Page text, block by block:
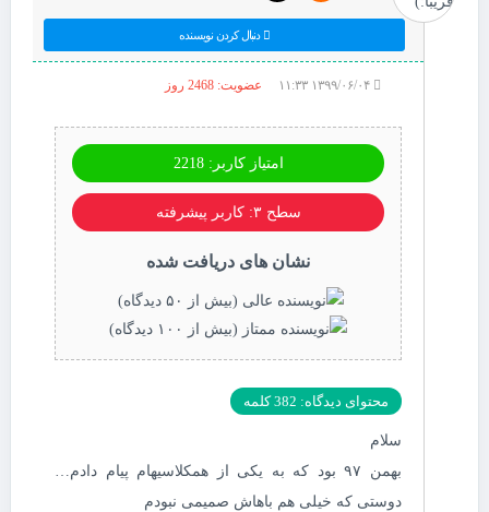
دنبال کردن نویسنده
عضویت: 2468 روز
امتیاز کاربر: 2218
سطح ۳: کاربر پیشرفته
نشان های دریافت شده
محتوای دیدگاه: 382 کلمه
سلام
بهمن ۹۷ بود که به یکی از همکلاسیهام پیام دادم…
دوستی که خیلی هم باهاش صمیمی نبودم